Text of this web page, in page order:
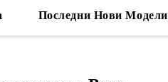
Последни Нови Модели